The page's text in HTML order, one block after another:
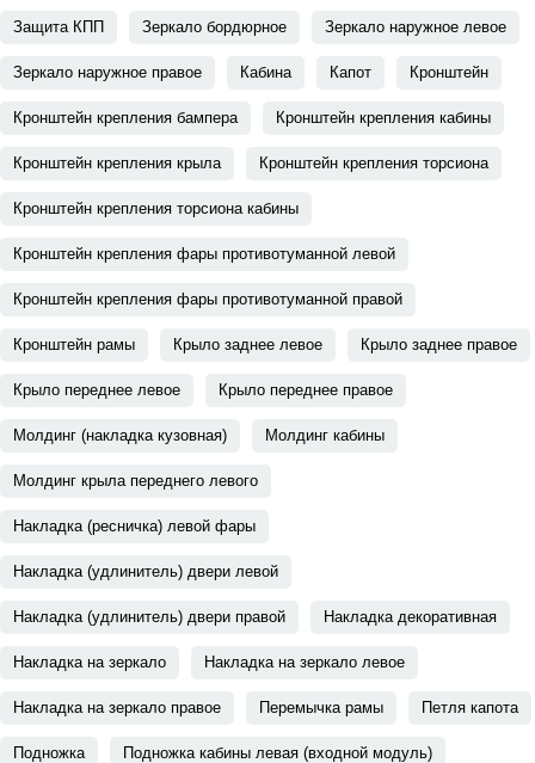
Защита КПП Зеркало бордюрное Зеркало наружное левое
Зеркало наружное правое Кабина Капот Кронштейн
Кронштейн крепления бампера Кронштейн крепления кабины
Кронштейн крепления крыла Кронштейн крепления торсиона
Кронштейн крепления торсиона кабины
Кронштейн крепления фары противотуманной левой
Кронштейн крепления фары противотуманной правой
Кронштейн рамы Крыло заднее левое Крыло заднее правое
Крыло переднее левое Крыло переднее правое
Молдинг (накладка кузовная) Молдинг кабины
Молдинг крыла переднего левого
Накладка (ресничка) левой фары
Накладка (удлинитель) двери левой
Накладка (удлинитель) двери правой Накладка декоративная
Накладка на зеркало Накладка на зеркало левое
Накладка на зеркало правое Перемычка рамы Петля капота
Подножка Подножка кабины левая (входной модуль)